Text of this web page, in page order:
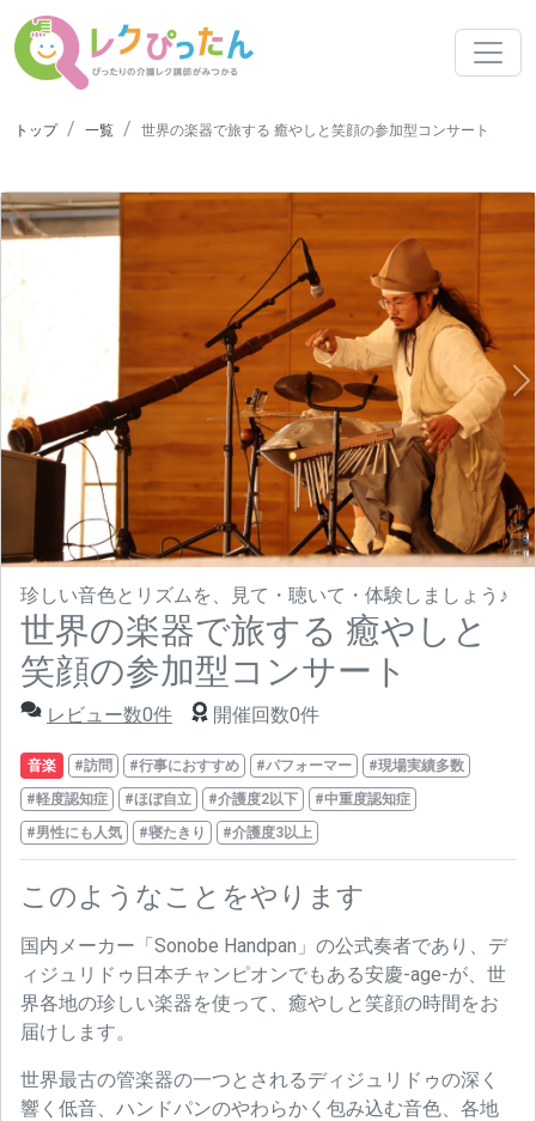
トップ 一覧 世界の楽器で旅する 癒やしと笑顔の参加型コンサート
世界の楽器で旅する 癒やしと
笑顔の参加型コンサート
珍しい音色とリズムを、見て・聴いて・体験しましょう♪
レビュー数0件 開催回数0件
音楽 #訪問 #行事におすすめ #パフォーマー
#現場実績多数
#軽度認知症
#ほぼ自立 #介護度2以下
#中重度認知症
#男性にも人気
#寝たきり #介護度3以上
このようなことをやります
国内メーカー「Sonobe Handpan」の公式奏者であり、デ
ィジュリドゥ日本チャンピオンでもある安慶-age-が、世
界各地の珍しい楽器を使って、癒やしと笑顔の時間をお
届けします。
世界最古の管楽器の一つとされるディジュリドゥの深く
響く低音、ハンドパンのやわらかく包み込む音色、各地